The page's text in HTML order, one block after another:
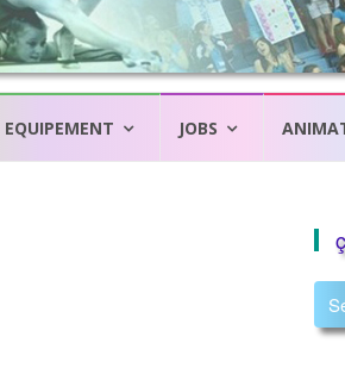
EQUIPEMENT JOBS
ça